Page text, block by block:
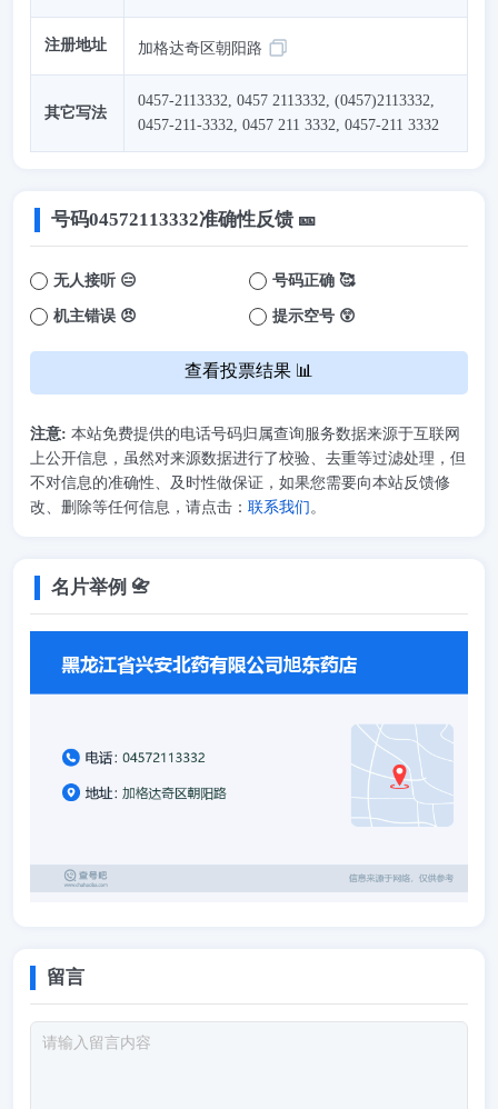
注册地址 加格达奇区朝阳路
其它写法
0457-2113332, 0457 2113332, (0457)2113332,
0457-211-3332, 0457 211 3332, 0457-211 3332
号码04572113332准确性反馈 🎫
无人接听 😑 号码正确 🥰
机主错误 😠 提示空号 😲
查看投票结果 📊
注意: 本站免费提供的电话号码归属查询服务数据来源于互联网
上公开信息，虽然对来源数据进行了校验、去重等过滤处理，但
不对信息的准确性、及时性做保证，如果您需要向本站反馈修
改、删除等任何信息，请点击： 联系我们 。
名片举例 📇
留言